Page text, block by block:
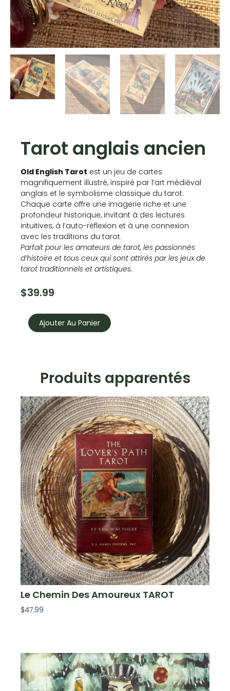
Tarot anglais ancien
Old English Tarot est un jeu de cartes
magnifiquement illustré, inspiré par l’art médiéval
anglais et le symbolisme classique du tarot.
Chaque carte offre une imagerie riche et une
profondeur historique, invitant à des lectures
intuitives, à l’auto-réflexion et à une connexion
avec les traditions du tarot.
Parfait pour les amateurs de tarot, les passionnés
d’histoire et tous ceux qui sont attirés par les jeux de
tarot traditionnels et artistiques.
$39.99
Tarot
Ajouter Au Panier
Produits apparentés
Le Chemin Des Amoureux TAROT
$47.99